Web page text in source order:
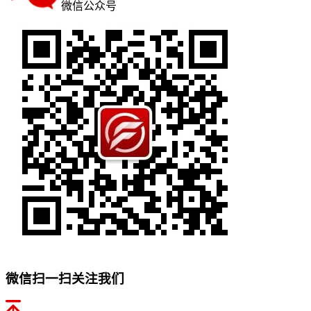
微信公众号
微信扫一扫关注我们